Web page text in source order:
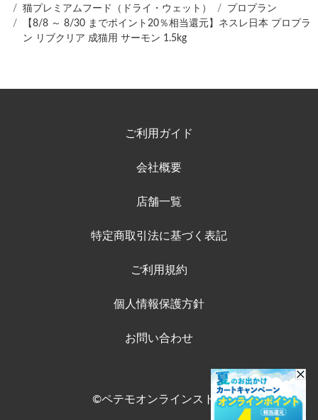
猫プレミアムフード（ドライ・ウェット）
プロプラン
【8/8 ～ 8/30 までポイント20％相当還元】ネスレ日本 プロプラ
ン リブクリア 成猫用 サーモン 1.5kg
ご利用ガイド
会社概要
店舗一覧
特定商取引法に基づく表記
ご利用規約
個人情報保護方針
お問い合わせ
©ペテモオンラインストア